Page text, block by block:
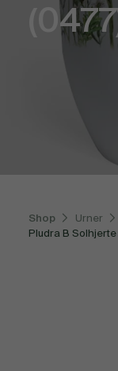
Shop Urner
Pludra B